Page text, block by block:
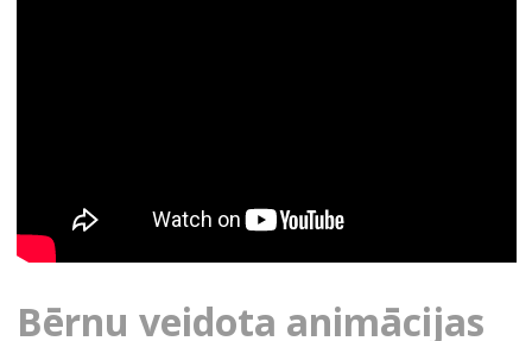
Bērnu veidota animācijas